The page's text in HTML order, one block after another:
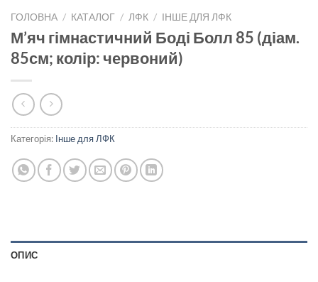
ГОЛОВНА / КАТАЛОГ / ЛФК / ІНШЕ ДЛЯ ЛФК
М’яч гімнастичний Боді Болл 85 (діам.
85см; колір: червоний)
Категорія: Інше для ЛФК
ОПИС